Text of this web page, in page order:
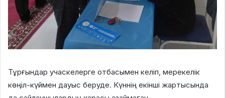
Тұрғындар учаскелерге отбасымен келіп, мерекелік
көңіл-күймен дауыс беруде. Күннің екінші жартысында